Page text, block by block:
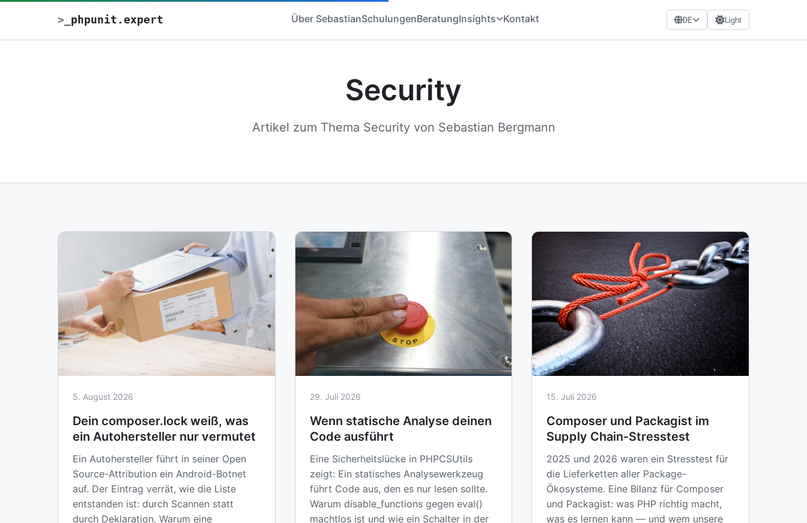
> phpunit.expert Über SebastianSchulungenBeratungInsights Kontakt DE Light
Security
Artikel zum Thema Security von Sebastian Bergmann
5. August 2026
Dein composer.lock weiß, was
ein Autohersteller nur vermutet
Ein Autohersteller führt in seiner Open
Source-Attribution ein Android-Botnet
auf. Der Eintrag verrät, wie die Liste
entstanden ist: durch Scannen statt
durch Deklaration. Warum eine
29. Juli 2026
Wenn statische Analyse deinen
Code ausführt
Eine Sicherheitslücke in PHPCSUtils
zeigt: Ein statisches Analysewerkzeug
führt Code aus, den es nur lesen sollte.
Warum disable_functions gegen eval()
machtlos ist und wie ein Schalter in der
15. Juli 2026
Composer und Packagist im
Supply Chain-Stresstest
2025 und 2026 waren ein Stresstest für
die Lieferketten aller Package-
Ökosysteme. Eine Bilanz für Composer
und Packagist: was PHP richtig macht,
was es lernen kann — und wem unsere